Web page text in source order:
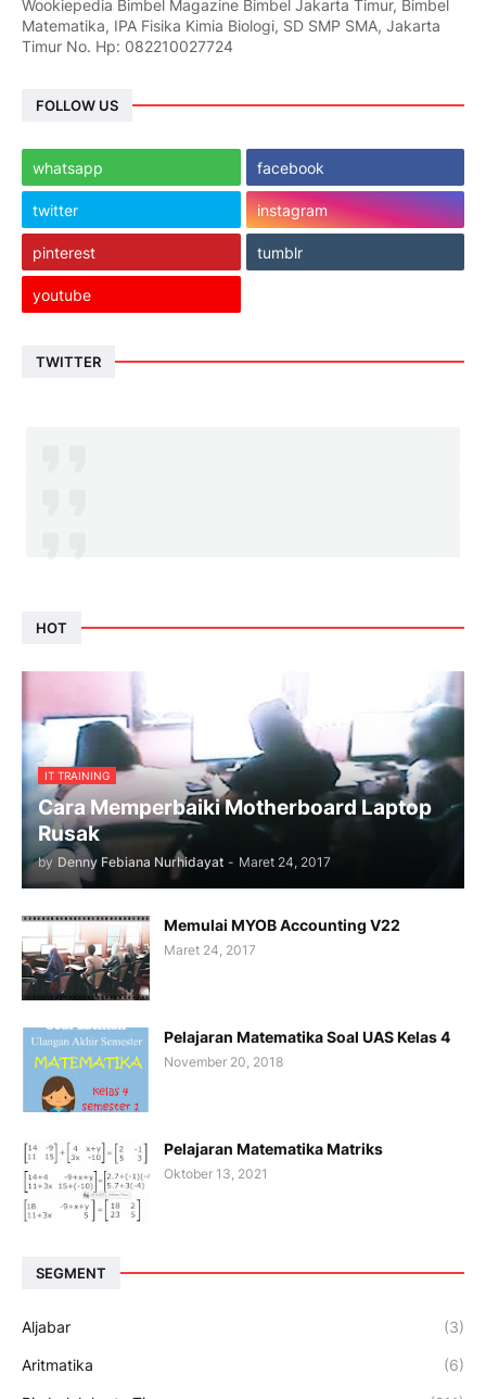
Wookiepedia Bimbel Magazine Bimbel Jakarta Timur, Bimbel
Matematika, IPA Fisika Kimia Biologi, SD SMP SMA, Jakarta
Timur No. Hp: 082210027724
FOLLOW US
whatsapp facebook
twitter instagram
pinterest tumblr
youtube
TWITTER
HOT
IT TRAINING
Cara Memperbaiki Motherboard Laptop
Rusak
by Denny Febiana Nurhidayat - Maret 24, 2017
Memulai MYOB Accounting V22
Maret 24, 2017
Pelajaran Matematika Soal UAS Kelas 4
November 20, 2018
Pelajaran Matematika Matriks
Oktober 13, 2021
SEGMENT
Aljabar (3)
Aritmatika (6)